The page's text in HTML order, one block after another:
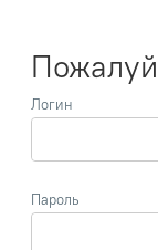
Логин
Пароль